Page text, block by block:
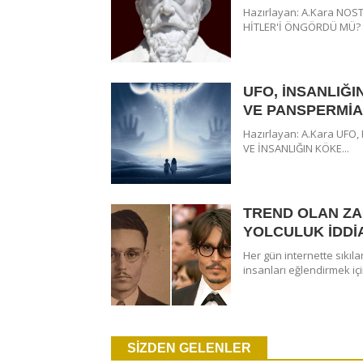
Hazırlayan: A.Kara
HİTLER'İ ÖNGÖRDÜ MÜ?
UFO,
VE
Hazırlayan: A.Kara UFO,
VE İNSANLIĞIN KÖKE...
TREND OLAN
YOLCULUK
Her gün internette
insanları eğlendirmek
EBERS TIP
Hazırlayan: A.Kara EBERS
SİZDEN GELENLER